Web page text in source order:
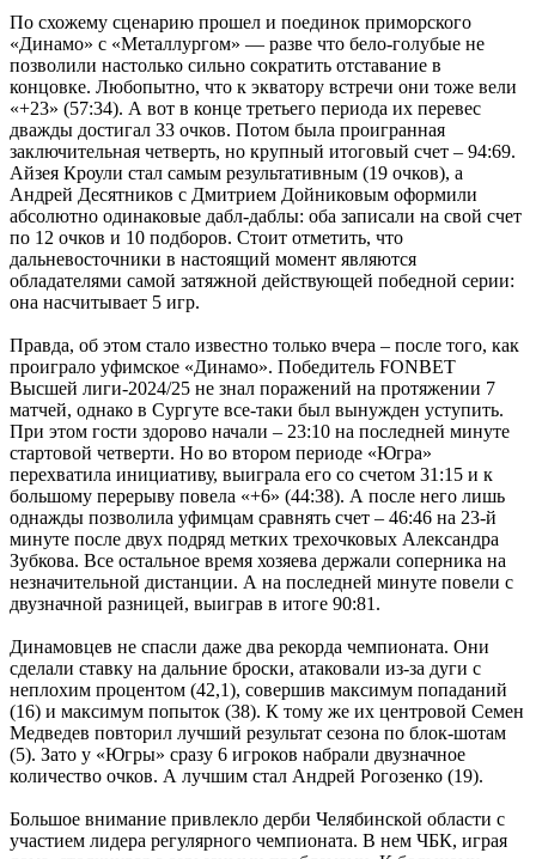
По схожему сценарию прошел и поединок приморского
«Динамо» с «Металлургом» — разве что бело-голубые не
позволили настолько сильно сократить отставание в
концовке. Любопытно, что к экватору встречи они тоже вели
«+23» (57:34). А вот в конце третьего периода их перевес
дважды достигал 33 очков. Потом была проигранная
заключительная четверть, но крупный итоговый счет – 94:69.
Айзея Кроули стал самым результативным (19 очков), а
Андрей Десятников с Дмитрием Дойниковым оформили
абсолютно одинаковые дабл-даблы: оба записали на свой счет
по 12 очков и 10 подборов. Стоит отметить, что
дальневосточники в настоящий момент являются
обладателями самой затяжной действующей победной серии:
она насчитывает 5 игр.
Правда, об этом стало известно только вчера – после того, как
проиграло уфимское «Динамо». Победитель FONBET
Высшей лиги-2024/25 не знал поражений на протяжении 7
матчей, однако в Сургуте все-таки был вынужден уступить.
При этом гости здорово начали – 23:10 на последней минуте
стартовой четверти. Но во втором периоде «Югра»
перехватила инициативу, выиграла его со счетом 31:15 и к
большому перерыву повела «+6» (44:38). А после него лишь
однажды позволила уфимцам сравнять счет – 46:46 на 23-й
минуте после двух подряд метких трехочковых Александра
Зубкова. Все остальное время хозяева держали соперника на
незначительной дистанции. А на последней минуте повели с
двузначной разницей, выиграв в итоге 90:81.
Динамовцев не спасли даже два рекорда чемпионата. Они
сделали ставку на дальние броски, атаковали из-за дуги с
неплохим процентом (42,1), совершив максимум попаданий
(16) и максимум попыток (38). К тому же их центровой Семен
Медведев повторил лучший результат сезона по блок-шотам
(5). Зато у «Югры» сразу 6 игроков набрали двузначное
количество очков. А лучшим стал Андрей Рогозенко (19).
Большое внимание привлекло дерби Челябинской области с
участием лидера регулярного чемпионата. В нем ЧБК, играя